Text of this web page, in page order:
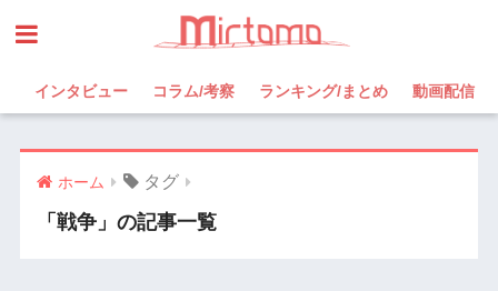
インタビュー コラム/考察 ランキング/まとめ 動画配信
ホーム タグ
「戦争」の記事一覧